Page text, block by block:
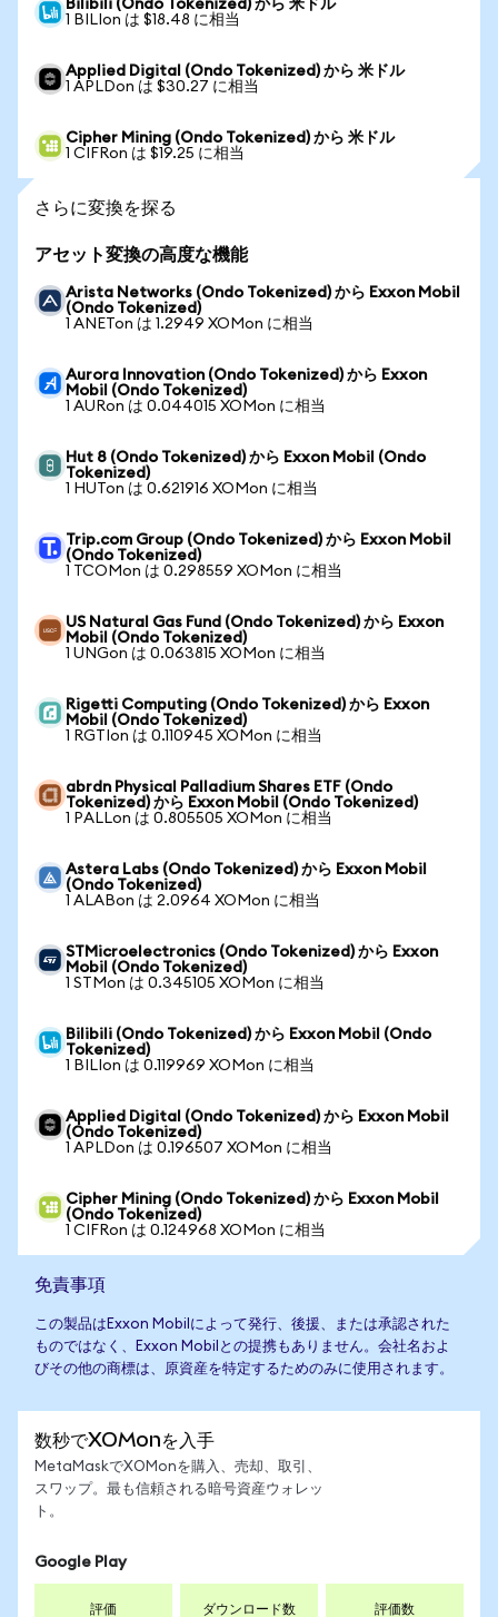
Bilibili (Ondo Tokenized) から 米ドル
1 BILIon は $18.48 に相当
Applied Digital (Ondo Tokenized) から 米ドル
1 APLDon は $30.27 に相当
Cipher Mining (Ondo Tokenized) から 米ドル
1 CIFRon は $19.25 に相当
さらに変換を探る
アセット変換の高度な機能
Arista Networks (Ondo Tokenized) から Exxon Mobil
(Ondo Tokenized)
1 ANETon は 1.2949 XOMon に相当
Aurora Innovation (Ondo Tokenized) から Exxon
Mobil (Ondo Tokenized)
1 AURon は 0.044015 XOMon に相当
Hut 8 (Ondo Tokenized) から Exxon Mobil (Ondo
Tokenized)
1 HUTon は 0.621916 XOMon に相当
Trip.com Group (Ondo Tokenized) から Exxon Mobil
(Ondo Tokenized)
1 TCOMon は 0.298559 XOMon に相当
US Natural Gas Fund (Ondo Tokenized) から Exxon
Mobil (Ondo Tokenized)
1 UNGon は 0.063815 XOMon に相当
Rigetti Computing (Ondo Tokenized) から Exxon
Mobil (Ondo Tokenized)
1 RGTIon は 0.110945 XOMon に相当
abrdn Physical Palladium Shares ETF (Ondo
Tokenized) から Exxon Mobil (Ondo Tokenized)
1 PALLon は 0.805505 XOMon に相当
Astera Labs (Ondo Tokenized) から Exxon Mobil
(Ondo Tokenized)
1 ALABon は 2.0964 XOMon に相当
STMicroelectronics (Ondo Tokenized) から Exxon
Mobil (Ondo Tokenized)
1 STMon は 0.345105 XOMon に相当
Bilibili (Ondo Tokenized) から Exxon Mobil (Ondo
Tokenized)
1 BILIon は 0.119969 XOMon に相当
Applied Digital (Ondo Tokenized) から Exxon Mobil
(Ondo Tokenized)
1 APLDon は 0.196507 XOMon に相当
Cipher Mining (Ondo Tokenized) から Exxon Mobil
(Ondo Tokenized)
1 CIFRon は 0.124968 XOMon に相当
免責事項
この製品はExxon Mobilによって発行、後援、または承認された
ものではなく、Exxon Mobilとの提携もありません。会社名およ
びその他の商標は、原資産を特定するためのみに使用されます。
数秒でXOMonを入手
MetaMaskでXOMonを購入、売却、取引、
スワップ。最も信頼される暗号資産ウォレッ
ト。
Google Play
評価 ダウンロード数 評価数